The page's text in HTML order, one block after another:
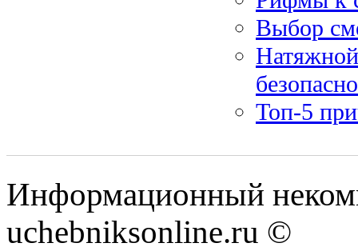
Выбор
Топ-5
Информационный
uchebniksonline.ru ©